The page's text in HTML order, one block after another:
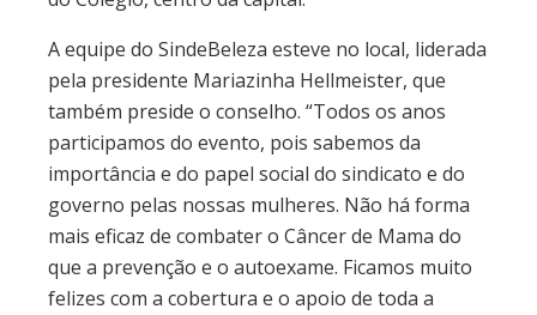
A equipe do SindeBeleza esteve no local, liderada
pela presidente Mariazinha Hellmeister, que
também preside o conselho. “Todos os anos
participamos do evento, pois sabemos da
importância e do papel social do sindicato e do
governo pelas nossas mulheres. Não há forma
mais eficaz de combater o Câncer de Mama do
que a prevenção e o autoexame. Ficamos muito
felizes com a cobertura e o apoio de toda a